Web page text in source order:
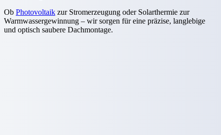
Ob Photovoltaik zur Stromerzeugung oder Solarthermie zur
Warmwassergewinnung – wir sorgen für eine präzise, langlebige
und optisch saubere Dachmontage.